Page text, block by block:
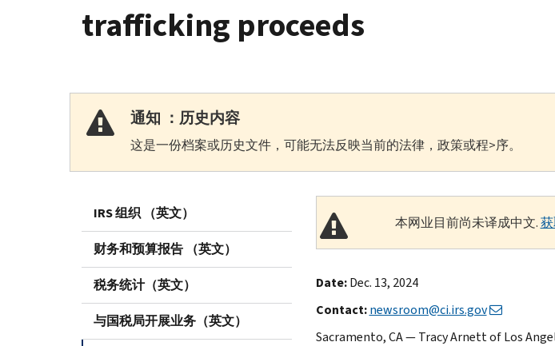
trafficking proceeds
通知 ：历史内容
这是一份档案或历史文件，可能无法反映当前的法律，政策或程>序。
IRS 组织 （英文）
财务和预算报告 （英文）
税务统计（英文）
与国税局开展业务（英文）
本网业目前尚未译成中文.
Date:Dec. 13, 2024
Contact:newsroom@ci.irs.gov
Sacramento, CA — Tracy Arnett of Los